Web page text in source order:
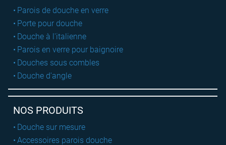
Parois de douche en verre
Porte pour douche
Douche à l'italienne
Parois en verre pour baignoire
Douches sous combles
Douche d'angle
NOS PRODUITS
Douche sur mesure
Accessoires parois douche